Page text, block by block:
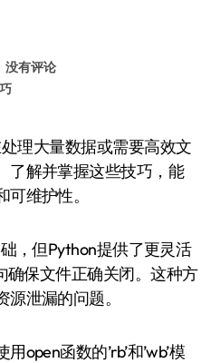
没有评论
了解并掌握这些技巧，能
维护性。
，但Python提供了更灵活
确保文件正确关闭。这种方
泄漏的问题。
open函数的’rb’和’wb’模